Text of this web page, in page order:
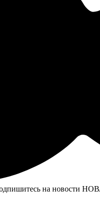
на новости